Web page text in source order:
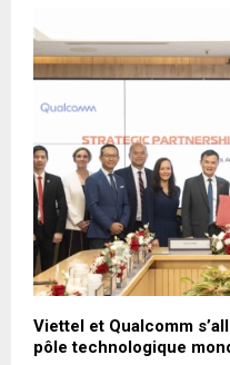
Viettel et Qualcomm
pôle technologique